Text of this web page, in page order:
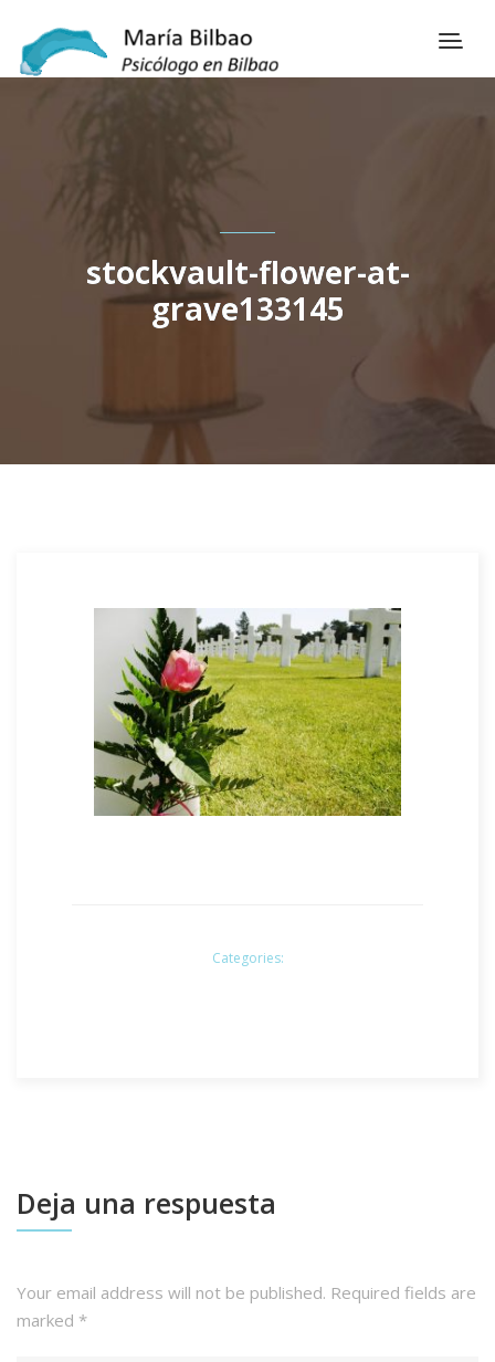
stockvault-flower-at-
grave133145
Categories:
Deja una respuesta
Your email address will not be published. Required fields are
marked *